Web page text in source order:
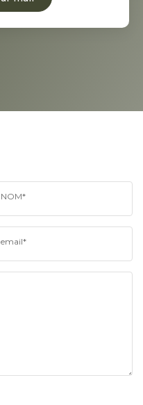
NOM*
email*